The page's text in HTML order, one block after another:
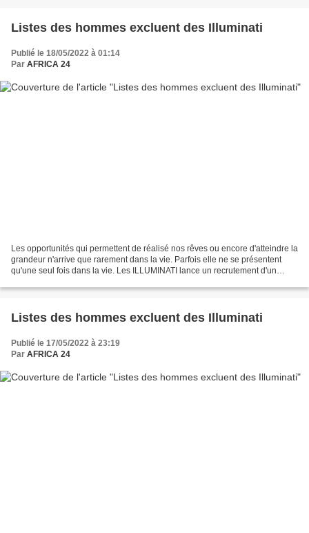
Listes des hommes excluent des Illuminati
Publié le 18/05/2022 à 01:14
Par AFRICA 24
Les opportunités qui permettent de réalisé nos rêves ou encore d'atteindre la
grandeur n'arrive que rarement dans la vie. Parfois elle ne se présentent
qu'une seul fois dans la vie. Les ILLUMINATI lance un recrutement d'un
Listes des hommes excluent des Illuminati
Publié le 17/05/2022 à 23:19
Par AFRICA 24